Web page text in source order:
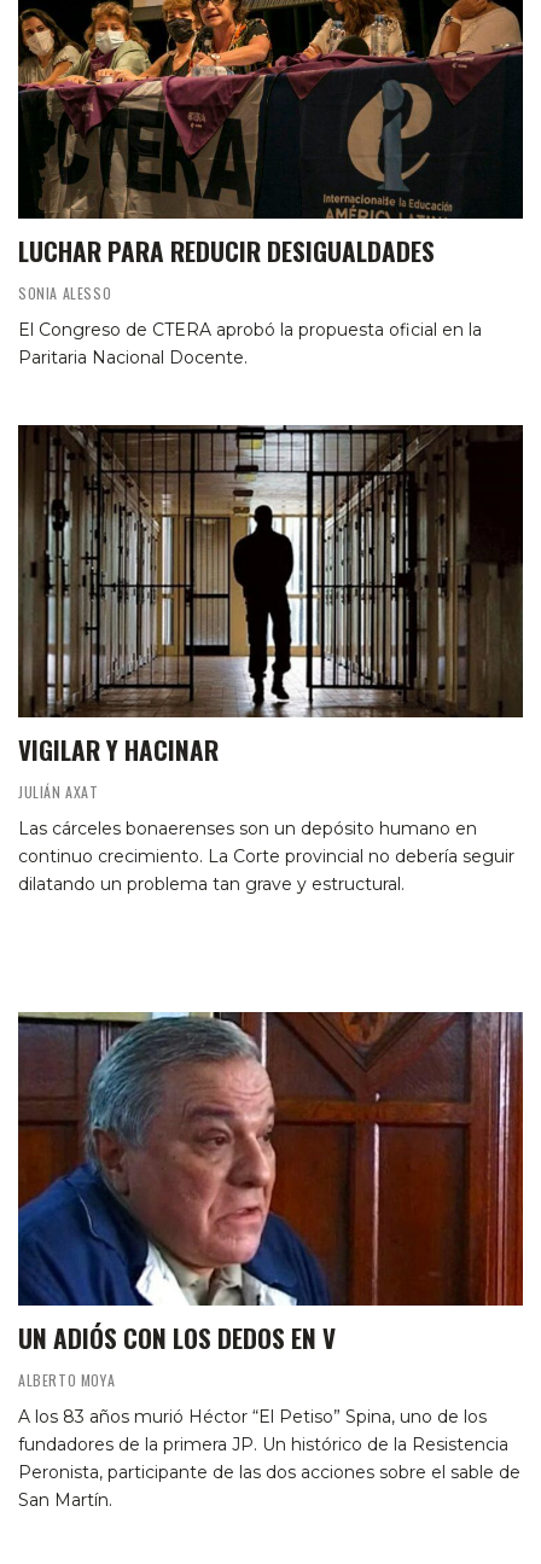
LUCHAR PARA REDUCIR DESIGUALDADES
SONIA ALESSO
El Congreso de CTERA aprobó la propuesta oficial en la
Paritaria Nacional Docente.
VIGILAR Y HACINAR
JULIÁN AXAT
Las cárceles bonaerenses son un depósito humano en
continuo crecimiento. La Corte provincial no debería seguir
dilatando un problema tan grave y estructural.
UN ADIÓS CON LOS DEDOS EN V
ALBERTO MOYA
A los 83 años murió Héctor “El Petiso” Spina, uno de los
fundadores de la primera JP. Un histórico de la Resistencia
Peronista, participante de las dos acciones sobre el sable de
San Martín.